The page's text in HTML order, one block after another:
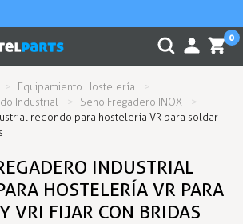
0
Equipamiento Hostelería
Industrial
Seno Fregadero INOX
redondo para hostelería VR para soldar
INDUSTRIAL
HOSTELERÍA VR PARA
VRI FIJAR CON BRIDAS